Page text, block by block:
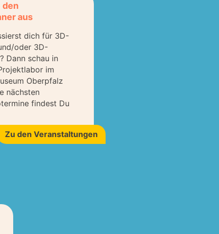
den
aus
dich für 3D-
oder 3D-
Dann schau in
im
Oberpfalz
nächsten
findest Du
Zu den Veranstaltungen